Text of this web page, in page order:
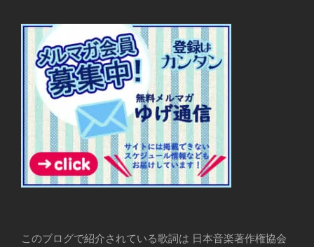
このブログで紹介されている歌詞は 日本音楽著作権協会